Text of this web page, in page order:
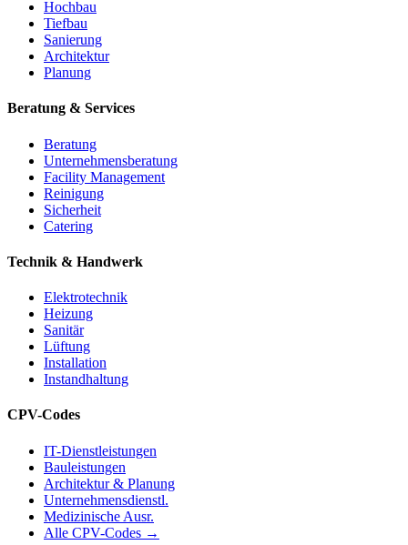
Hochbau
Tiefbau
Sanierung
Architektur
Planung
Beratung & Services
Beratung
Unternehmensberatung
Facility Management
Reinigung
Sicherheit
Catering
Technik & Handwerk
Elektrotechnik
Heizung
Sanitär
Lüftung
Installation
Instandhaltung
CPV-Codes
IT-Dienstleistungen
Bauleistungen
Architektur & Planung
Unternehmensdienstl.
Medizinische Ausr.
Alle CPV-Codes →